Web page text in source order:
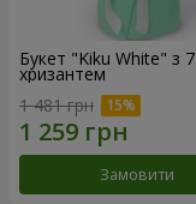
Букет "Kiku White" з 7
хризантем
1 481 грн
Замовити